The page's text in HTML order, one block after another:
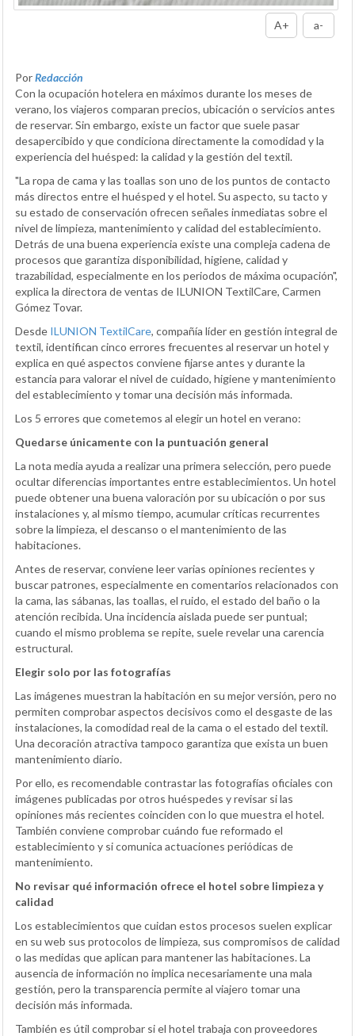
A+ a-
PorRedacción
Con la ocupación hotelera en máximos durante los meses de
verano, los viajeros comparan precios, ubicación o servicios antes
de reservar. Sin embargo, existe un factor que suele pasar
desapercibido y que condiciona directamente la comodidad y la
experiencia del huésped: la calidad y la gestión del textil.
"La ropa de cama y las toallas son uno de los puntos de contacto
más directos entre el huésped y el hotel. Su aspecto, su tacto y
su estado de conservación ofrecen señales inmediatas sobre el
nivel de limpieza, mantenimiento y calidad del establecimiento.
Detrás de una buena experiencia existe una compleja cadena de
procesos que garantiza disponibilidad, higiene, calidad y
trazabilidad, especialmente en los periodos de máxima ocupación",
explica la directora de ventas de ILUNION TextilCare, Carmen
Gómez Tovar.
Desde ILUNION TextilCare, compañía líder en gestión integral de
textil, identifican cinco errores frecuentes al reservar un hotel y
explica en qué aspectos conviene fijarse antes y durante la
estancia para valorar el nivel de cuidado, higiene y mantenimiento
del establecimiento y tomar una decisión más informada.
Los 5 errores que cometemos al elegir un hotel en verano:
Quedarse únicamente con la puntuación general
La nota media ayuda a realizar una primera selección, pero puede
ocultar diferencias importantes entre establecimientos. Un hotel
puede obtener una buena valoración por su ubicación o por sus
instalaciones y, al mismo tiempo, acumular críticas recurrentes
sobre la limpieza, el descanso o el mantenimiento de las
habitaciones.
Antes de reservar, conviene leer varias opiniones recientes y
buscar patrones, especialmente en comentarios relacionados con
la cama, las sábanas, las toallas, el ruido, el estado del baño o la
atención recibida. Una incidencia aislada puede ser puntual;
cuando el mismo problema se repite, suele revelar una carencia
estructural.
Elegir solo por las fotografías
Las imágenes muestran la habitación en su mejor versión, pero no
permiten comprobar aspectos decisivos como el desgaste de las
instalaciones, la comodidad real de la cama o el estado del textil.
Una decoración atractiva tampoco garantiza que exista un buen
mantenimiento diario.
Por ello, es recomendable contrastar las fotografías oficiales con
imágenes publicadas por otros huéspedes y revisar si las
opiniones más recientes coinciden con lo que muestra el hotel.
También conviene comprobar cuándo fue reformado el
establecimiento y si comunica actuaciones periódicas de
mantenimiento.
No revisar qué información ofrece el hotel sobre limpieza y
calidad
Los establecimientos que cuidan estos procesos suelen explicar
en su web sus protocolos de limpieza, sus compromisos de calidad
o las medidas que aplican para mantener las habitaciones. La
ausencia de información no implica necesariamente una mala
gestión, pero la transparencia permite al viajero tomar una
decisión más informada.
También es útil comprobar si el hotel trabaja con proveedores